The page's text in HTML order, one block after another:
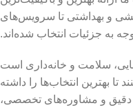
و بهداشتی تا سرویس‌های
به جزئیات انتخاب شده‌اند.
سلامت و خانه‌داری است
بهترین انتخاب‌ها را داشته
دقیق و مشاوره‌های تخصصی،